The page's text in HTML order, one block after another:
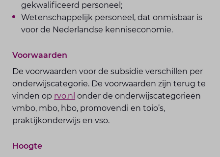
gekwalificeerd personeel;
Wetenschappelijk personeel, dat onmisbaar is
voor de Nederlandse kenniseconomie.
Voorwaarden
De voorwaarden voor de subsidie verschillen per
onderwijscategorie. De voorwaarden zijn terug te
vinden op rvo.nl onder de onderwijscategorieën
vmbo, mbo, hbo, promovendi en toio’s,
praktijkonderwijs en vso.
Hoogte